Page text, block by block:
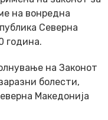
на вонредна
Северна
година.
на Законот
болести,
Македонија